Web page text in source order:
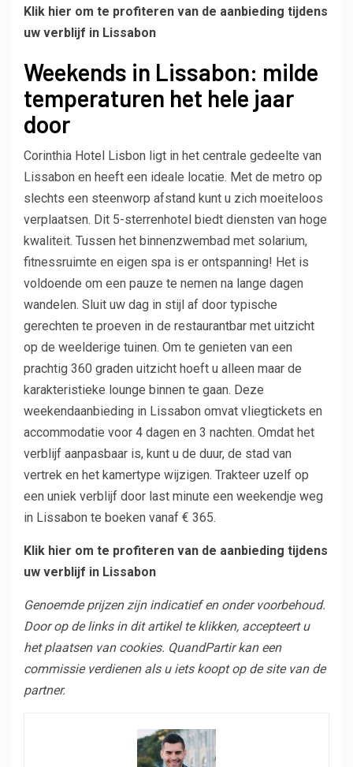
Klik hier om te profiteren van de aanbieding tijdens
uw verblijf in Lissabon
Weekends in Lissabon: milde
temperaturen het hele jaar
door
Corinthia Hotel Lisbon ligt in het centrale gedeelte van
Lissabon en heeft een ideale locatie. Met de metro op
slechts een steenworp afstand kunt u zich moeiteloos
verplaatsen. Dit 5-sterrenhotel biedt diensten van hoge
kwaliteit. Tussen het binnenzwembad met solarium,
fitnessruimte en eigen spa is er ontspanning! Het is
voldoende om een ​​pauze te nemen na lange dagen
wandelen. Sluit uw dag in stijl af door typische
gerechten te proeven in de restaurantbar met uitzicht
op de weelderige tuinen. Om te genieten van een
prachtig 360 graden uitzicht hoeft u alleen maar de
karakteristieke lounge binnen te gaan. Deze
weekendaanbieding in Lissabon omvat vliegtickets en
accommodatie voor 4 dagen en 3 nachten. Omdat het
verblijf aanpasbaar is, kunt u de duur, de stad van
vertrek en het kamertype wijzigen. Trakteer uzelf op
een uniek verblijf door last minute een weekendje weg
in Lissabon te boeken vanaf € 365.
Klik hier om te profiteren van de aanbieding tijdens
uw verblijf in Lissabon
Genoemde prijzen zijn indicatief en onder voorbehoud.
Door op de links in dit artikel te klikken, accepteert u
het plaatsen van cookies. QuandPartir kan een
commissie verdienen als u iets koopt op de site van de
partner.